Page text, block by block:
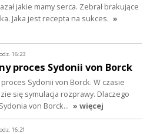
jakie mamy serca. Zebrał brakujące
Jaka jest recepta na sukces. »
16:23
proces Sydonii von Borck
Sydonii von Borck. W czasie
się symulacja rozprawy. Dlaczego
von Borck… » więcej
16:21